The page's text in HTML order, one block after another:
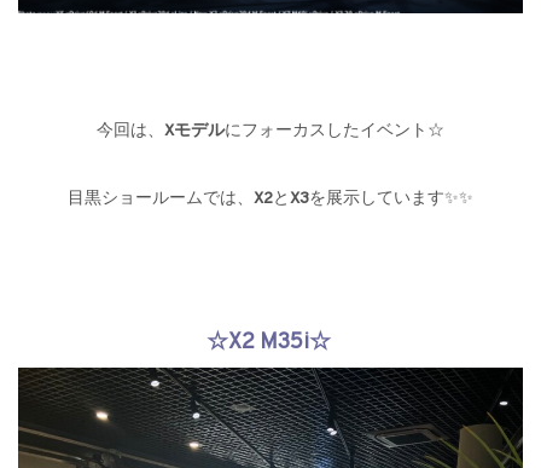
今回は、 Xモデルにフォーカスしたイベント☆
目黒ショールームでは、 X2とX3を展示しています✨✨
☆X2 M35i☆